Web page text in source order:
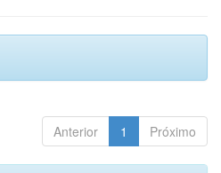
Anterior 1 Próximo